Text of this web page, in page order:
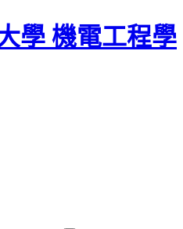
學 機電工程學